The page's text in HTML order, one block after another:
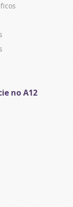
no A12